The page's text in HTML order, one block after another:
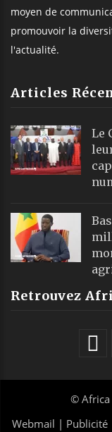
moyen de
promouvoir la
l'actualité.
Articles
Le
Retrouvez
© Africa
Webmail | Publicité